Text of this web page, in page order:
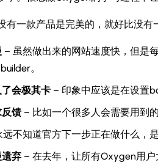
有一款产品是完美的，就好比没
– 虽然做出来的网站速度快，但是
。
会极其卡 – 印象中应该是在设置
馈 – 比如一个很多人会需要用到
远不知道官方下一步正在做什么，
弃 – 在去年，让所有Oxygen用